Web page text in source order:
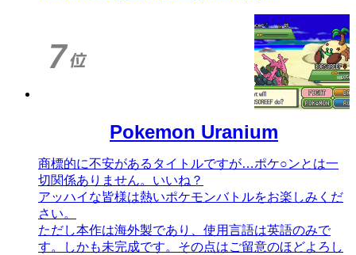
Pokemon Uranium
商標的に不安があるタイトルですが…ポケ○ンとは一
切関係ありません。いいね？
アッハイな皆様は熱いポケモンバトルをお楽しみくだ
さい。
ただし本作は海外製であり、使用言語は英語のみで
す。しかも未完成です。その点はご留意のほどよろし